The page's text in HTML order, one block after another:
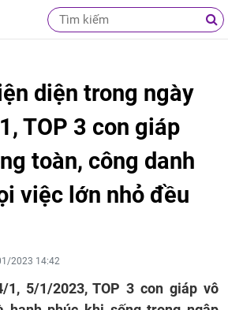
diện trong ngày
TOP 3 con giáp
toàn, công danh
việc lớn nhỏ đều
2023 14:42
1, 5/1/2023, TOP 3 con giáp vô